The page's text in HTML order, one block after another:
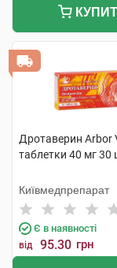
Дротаверин Arbor
таблетки 40 мг 30
Київмедпрепарат
Є в наявності
від 95.30 грн